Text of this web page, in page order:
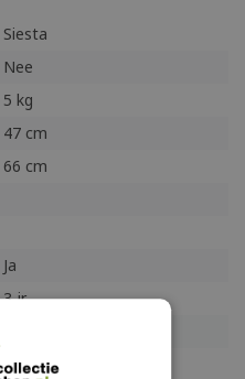
Siesta
Nee
5 kg
47 cm
66 cm
Ja
3 jr
Op voorraad (20)